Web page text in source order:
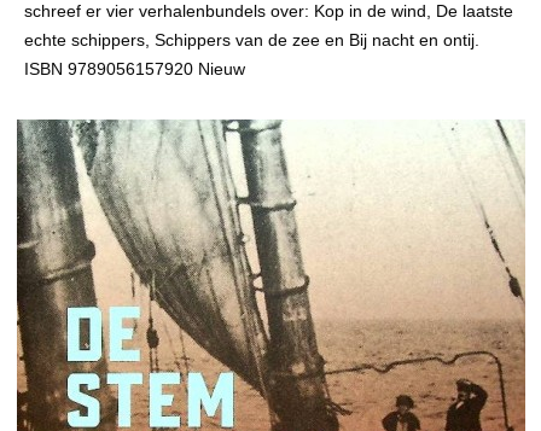
schreef er vier verhalenbundels over: Kop in de wind, De laatste
echte schippers, Schippers van de zee en Bij nacht en ontij.
ISBN 9789056157920 Nieuw